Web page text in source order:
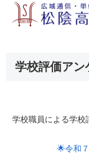
学校評価アン
学校職員による学校
🌟令和